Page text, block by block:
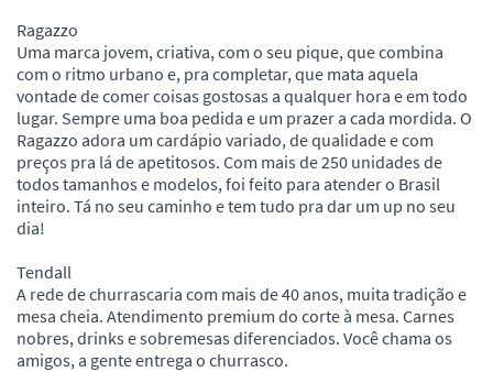
Ragazzo
Uma marca jovem, criativa, com o seu pique, que combina
com o ritmo urbano e, pra completar, que mata aquela
vontade de comer coisas gostosas a qualquer hora e em todo
lugar. Sempre uma boa pedida e um prazer a cada mordida. O
Ragazzo adora um cardápio variado, de qualidade e com
preços pra lá de apetitosos. Com mais de 250 unidades de
todos tamanhos e modelos, foi feito para atender o Brasil
inteiro. Tá no seu caminho e tem tudo pra dar um up no seu
dia!
Tendall
A rede de churrascaria com mais de 40 anos, muita tradição e
mesa cheia. Atendimento premium do corte à mesa. Carnes
nobres, drinks e sobremesas diferenciados. Você chama os
amigos, a gente entrega o churrasco.